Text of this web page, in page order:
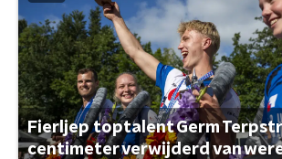
Fierljep toptalent Germ
centimeter verwijderd van